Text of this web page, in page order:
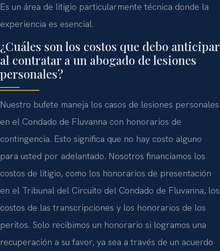
Es un área de litigio particularmente técnica donde la
experiencia es esencial.
¿Cuáles son los costos que debo anticipar
al contratar a un abogado de lesiones
personales?
Nuestro bufete maneja los casos de lesiones personales
en el Condado de Fluvanna con honorarios de
contingencia. Esto significa que no hay costo alguno
para usted por adelantado. Nosotros financiamos los
costos de litigio, como los honorarios de presentación
en el Tribunal del Circuito del Condado de Fluvanna, los
costos de las transcripciones y los honorarios de los
peritos. Solo recibimos un honorario si logramos una
recuperación a su favor, ya sea a través de un acuerdo